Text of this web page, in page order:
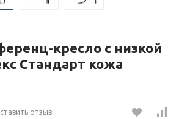
кресло с низкой
Стандарт кожа
отзыв